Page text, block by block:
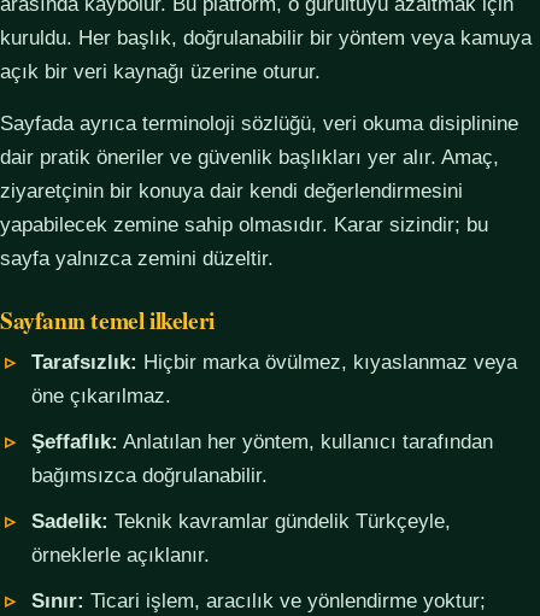
kuruldu. Her başlık, doğrulanabilir bir yöntem veya kamuya
açık bir veri kaynağı üzerine oturur.
Sayfada ayrıca terminoloji sözlüğü, veri okuma disiplinine
dair pratik öneriler ve güvenlik başlıkları yer alır. Amaç,
ziyaretçinin bir konuya dair kendi değerlendirmesini
yapabilecek zemine sahip olmasıdır. Karar sizindir; bu
sayfa yalnızca zemini düzeltir.
Sayfanın temel ilkeleri
Tarafsızlık: Hiçbir marka övülmez, kıyaslanmaz veya
öne çıkarılmaz.
Şeffaflık: Anlatılan her yöntem, kullanıcı tarafından
bağımsızca doğrulanabilir.
Sadelik: Teknik kavramlar gündelik Türkçeyle,
örneklerle açıklanır.
Sınır: Ticari işlem, aracılık ve yönlendirme yoktur;